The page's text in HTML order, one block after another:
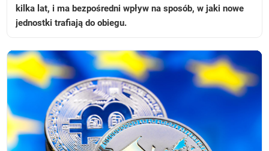
kilka lat, i ma bezpośredni wpływ na sposób, w jaki nowe
jednostki trafiają do obiegu.